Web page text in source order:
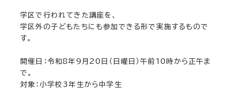
学区で行われてきた講座を、
学区外の子どもたちにも参加できる形で実施するもので
す。
開催日：令和8年9月20日（日曜日）午前10時から正午ま
で。
対象：小学校3年生から中学生